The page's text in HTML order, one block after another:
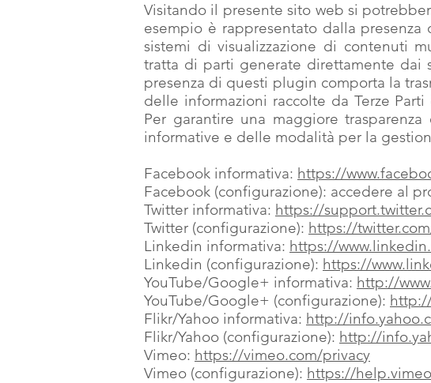
Visitando il presente sito web si
esempio è rappresentato dalla
sistemi di visualizzazione di contenuti
tratta di parti generate direttamente dai
presenza di questi plugin comporta la
delle informazioni raccolte da Terze
Per garantire una maggiore
informative e delle modalità per la
Facebook informativa: https://
Facebook (configurazione): accedere al
Twitter informativa: https://
Twitter (configurazione): https://
Linkedin informativa: https://
Linkedin (configurazione): https://
YouTube/Google+ informativa: http://
YouTube/Google+ (configurazione):
Flikr/Yahoo informativa: http://
Flikr/Yahoo (configurazione): http://
Vimeo: https://vimeo.com/privacy
Vimeo (configurazione): https://